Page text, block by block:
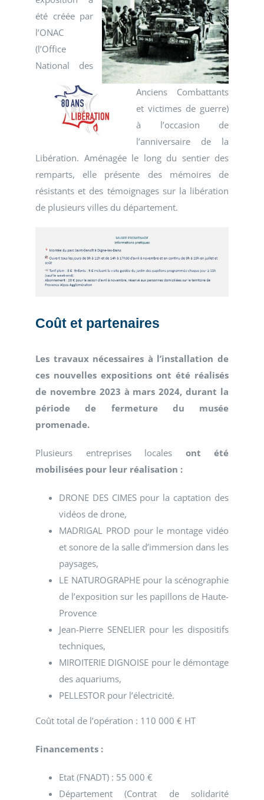
été créée par
l’ONAC
(l’Office
National des
Anciens Combattants
et victimes de guerre)
à l’occasion de
l’anniversaire de la
Libération. Aménagée le long du sentier des
remparts, elle présente des mémoires de
résistants et des témoignages sur la libération
de plusieurs villes du département.
Coût et partenaires
Les travaux nécessaires à l’installation de
ces nouvelles expositions ont été réalisés
de novembre 2023 à mars 2024, durant la
période de fermeture du musée
promenade.
Plusieurs entreprises locales ont été
mobilisées pour leur réalisation :
DRONE DES CIMES pour la captation des
vidéos de drone,
MADRIGAL PROD pour le montage vidéo
et sonore de la salle d’immersion dans les
paysages,
LE NATUROGRAPHE pour la scénographie
de l’exposition sur les papillons de Haute-
Provence
Jean-Pierre SENELIER pour les dispositifs
techniques,
MIROITERIE DIGNOISE pour le démontage
des aquariums,
PELLESTOR pour l’électricité.
Coût total de l’opération : 110 000 € HT
Financements :
Etat (FNADT) : 55 000 €
Département (Contrat de solidarité